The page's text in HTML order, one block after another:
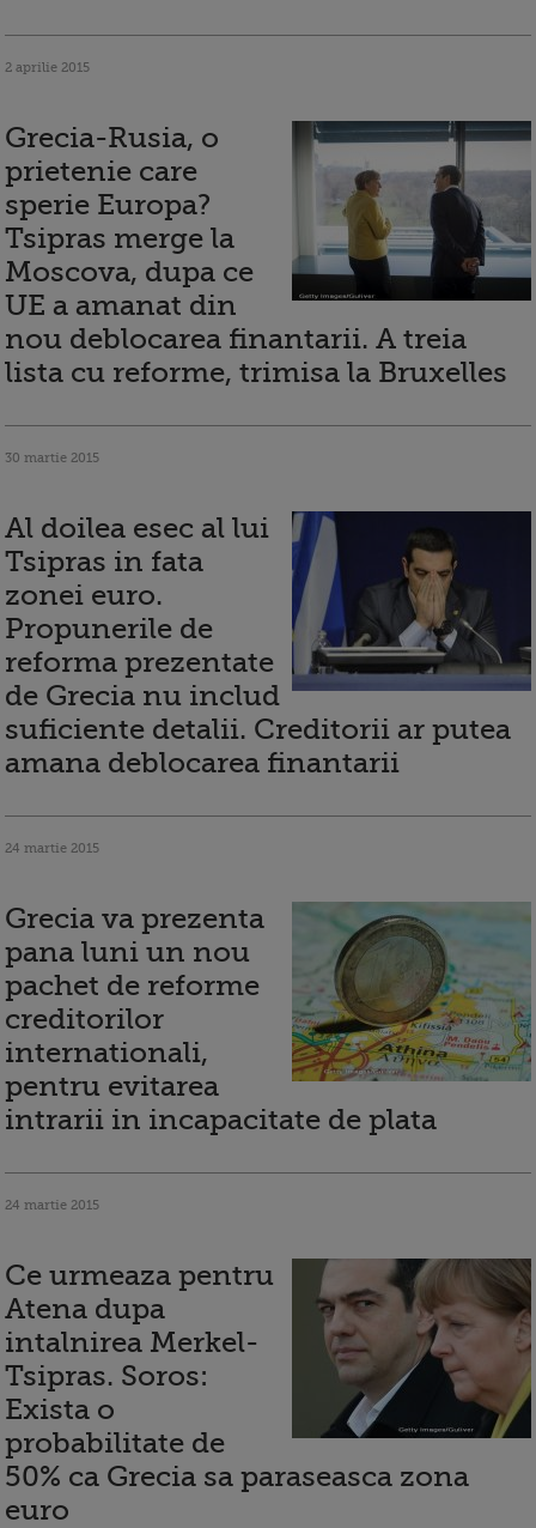
2 aprilie 2015
Grecia-Rusia, o
prietenie care
sperie Europa?
Tsipras merge la
Moscova, dupa ce
UE a amanat din
nou deblocarea finantarii. A treia
lista cu reforme, trimisa la Bruxelles
30 martie 2015
Al doilea esec al lui
Tsipras in fata
zonei euro.
Propunerile de
reforma prezentate
de Grecia nu includ
suficiente detalii. Creditorii ar putea
amana deblocarea finantarii
24 martie 2015
Grecia va prezenta
pana luni un nou
pachet de reforme
creditorilor
internationali,
pentru evitarea
intrarii in incapacitate de plata
24 martie 2015
Ce urmeaza pentru
Atena dupa
intalnirea Merkel-
Tsipras. Soros:
Exista o
probabilitate de
50% ca Grecia sa paraseasca zona
euro